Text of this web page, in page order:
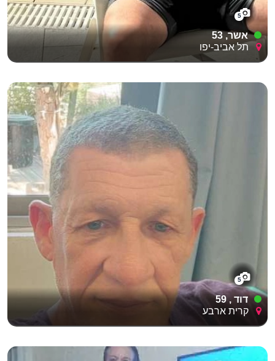
5
אשר, 53
תל אביב-יפו
5
דוד , 59
קרית ארבע